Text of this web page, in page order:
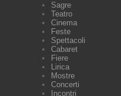
Sagre
Teatro
Cinema
Feste
Spettacoli
Cabaret
Fiere
Lirica
Mostre
Concerti
Incontri